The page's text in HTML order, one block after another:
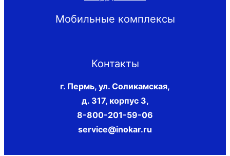
Мобильные комплексы
Контакты
г. Пермь, ул. Соликамская,
д. 317, корпус 3,
8-800-201-59-06
service@inokar.ru